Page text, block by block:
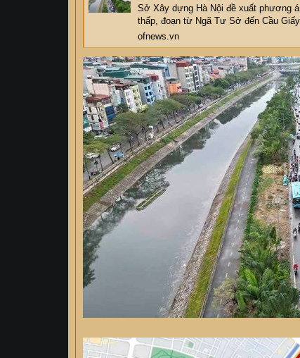
Sở Xây dựng Hà Nội đề xuất phương
thấp, đoạn từ Ngã Tư Sở đến Cầu
ofnews.vn